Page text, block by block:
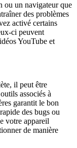
ou un navigateur que
des problèmes
activé certains
ci peuvent
YouTube et
il peut être
associés à
garantit le bon
des bugs ou
votre appareil
de manière